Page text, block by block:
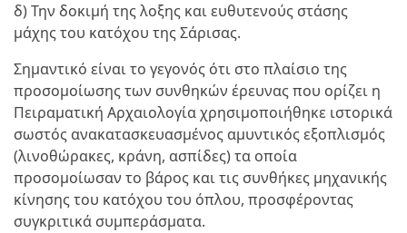
δ) Την δοκιμή της λοξης και ευθυτενούς στάσης
μάχης του κατόχου της Σάρισας.
Σημαντικό είναι το γεγονός ότι στο πλαίσιο της
προσομοίωσης των συνθηκών έρευνας που ορίζει η
Πειραματική Αρχαιολογία χρησιμοποιήθηκε ιστορικά
σωστός ανακατασκευασμένος αμυντικός εξοπλισμός
(λινοθώρακες, κράνη, ασπίδες) τα οποία
προσομοίωσαν το βάρος και τις συνθήκες μηχανικής
κίνησης του κατόχου του όπλου, προσφέροντας
συγκριτικά συμπεράσματα.